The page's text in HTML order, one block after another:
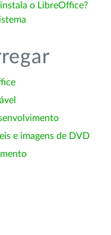
o LibreOffice?
e imagens de DVD